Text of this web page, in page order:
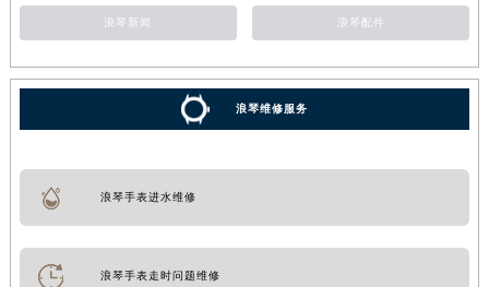
浪琴新闻 浪琴配件
浪琴维修服务
浪琴手表进水维修
浪琴手表走时问题维修